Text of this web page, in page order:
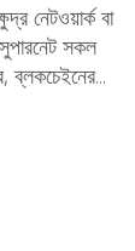
নেটওয়ার্ক বা
সকল
ব্লকচেইনের...